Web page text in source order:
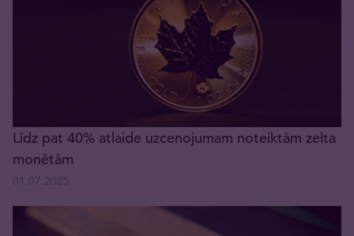
Līdz pat 40% atlaide uzcenojumam noteiktām zelta
monētām